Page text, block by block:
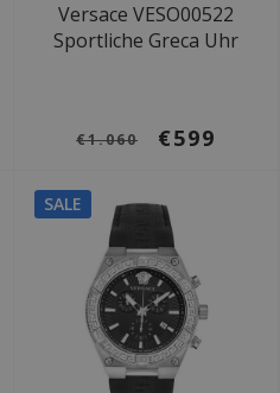
Versace VESO00522
Sportliche Greca Uhr
€1.060 €599
SALE